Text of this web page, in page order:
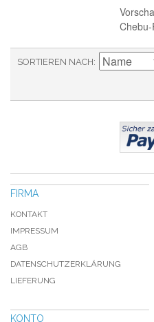
SORTIEREN NACH
FIRMA
KONTAKT
IMPRESSUM
AGB
DATENSCHUTZERKLÄRUNG
LIEFERUNG
KONTO